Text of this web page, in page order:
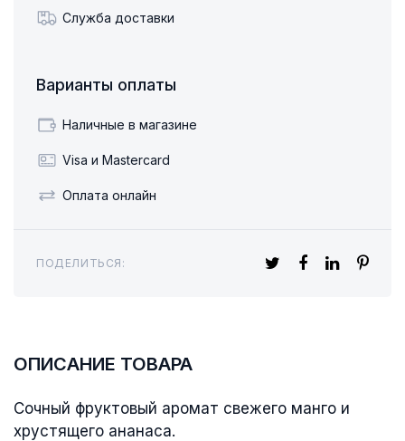
Служба доставки
Варианты оплаты
Наличные в магазине
Visa и Mastercard
Оплата онлайн
ПОДЕЛИТЬСЯ:
ОПИСАНИЕ ТОВАРА
Сочный фруктовый аромат свежего манго и
хрустящего ананаса.